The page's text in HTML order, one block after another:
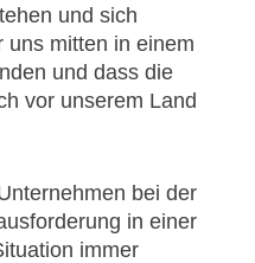
und sich
uns mitten in einem
und dass die
vor unserem Land
bei der
in einer
immer